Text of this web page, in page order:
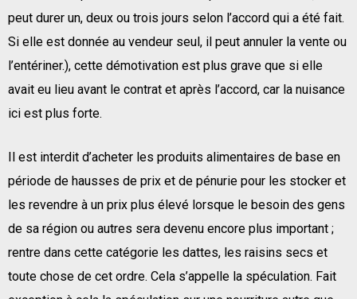
peut durer un, deux ou trois jours selon l’accord qui a été fait.
Si elle est donnée au vendeur seul, il peut annuler la vente ou
l’entériner.), cette démotivation est plus grave que si elle
avait eu lieu avant le contrat et après l’accord, car la nuisance
ici est plus forte.
Il est interdit d’acheter les produits alimentaires de base en
période de hausses de prix et de pénurie pour les stocker et
les revendre à un prix plus élevé lorsque le besoin des gens
de sa région ou autres sera devenu encore plus important ;
rentre dans cette catégorie les dattes, les raisins secs et
toute chose de cet ordre. Cela s’appelle la spéculation. Fait